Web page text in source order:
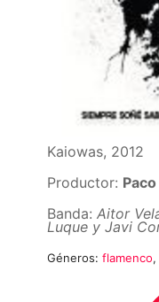
Kaiowas, 2012
Productor:
Banda: Aitor
Luque y Javi
Géneros: flamenco,